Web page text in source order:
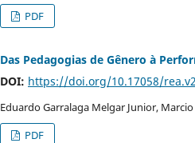
PDF
Das Pedagogias de Gênero à
DOI: https://doi.org/10.17058/
Eduardo Garralaga Melgar Junior,
PDF